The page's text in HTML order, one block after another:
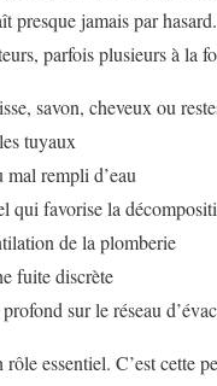
presque jamais par
parfois plusieurs à la
savon, cheveux ou
tuyaux
rempli d’eau
qui favorise la
de la plomberie
fuite discrète
sur le réseau
essentiel. C’est cette